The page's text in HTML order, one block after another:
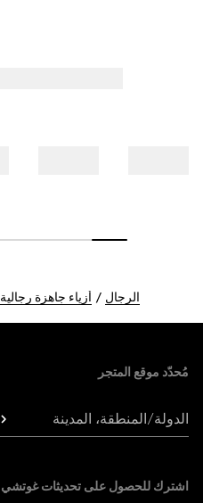
الرجال أزياء جاهزة رجالية
مُحدّد موقع المتجر
الدولة/المنطقة، المدينة
اشترك للحصول على تحديثات غوتشي